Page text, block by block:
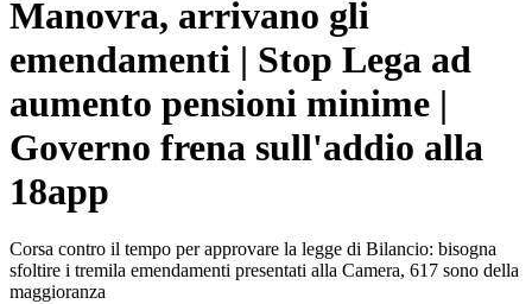
Manovra, arrivano gli
emendamenti | Stop Lega ad
aumento pensioni minime |
Governo frena sull'addio alla
18app
Corsa contro il tempo per approvare la legge di Bilancio: bisogna
sfoltire i tremila emendamenti presentati alla Camera, 617 sono della
maggioranza